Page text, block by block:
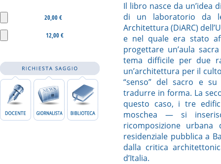
20,00 €
12,00 €
Il libro nasce da un’idea
di un laboratorio da
Architettura (DiARC)
e nel quale era stato
progettare un’aula
tema difficile per due
un’architettura per il
“senso” del sacro e
tradurre in forma. La
questo caso, i tre
moschea — si
ricomposizione
residenziale pubblica a
dalla critica
d’Italia.